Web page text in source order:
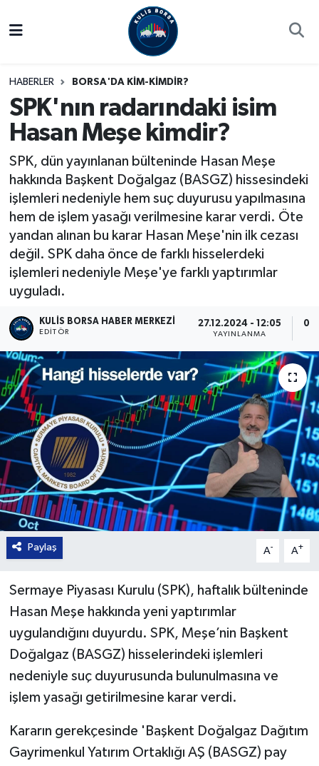
HABERLER BORSA'DA KİM-KİMDİR?
SPK'nın radarındaki isim
Hasan Meşe kimdir?
SPK, dün yayınlanan bülteninde Hasan Meşe
hakkında Başkent Doğalgaz (BASGZ) hissesindeki
işlemleri nedeniyle hem suç duyurusu yapılmasına
hem de işlem yasağı verilmesine karar verdi. Öte
yandan alınan bu karar Hasan Meşe'nin ilk cezası
değil. SPK daha önce de farklı hisselerdeki
işlemleri nedeniyle Meşe'ye farklı yaptırımlar
uyguladı.
KULIS BORSA HABER MERKEZI
EDITÖR
27.12.2024 - 12:05
YAYINLANMA
Paylaş A- A+
Sermaye Piyasası Kurulu (SPK), haftalık bülteninde
Hasan Meşe hakkında yeni yaptırımlar
uygulandığını duyurdu. SPK, Meşe’nin Başkent
Doğalgaz (BASGZ) hisselerindeki işlemleri
nedeniyle suç duyurusunda bulunulmasına ve
işlem yasağı getirilmesine karar verdi.
Kararın gerekçesinde 'Başkent Doğalgaz Dağıtım
Gayrimenkul Yatırım Ortaklığı AŞ (BASGZ) pay
Kulis Haber
Halka Arzlar
Ekonomi
Süper Lig Puan Durumu ve Fikstür
Tüm Manşetler
Son Dakika Haberleri
Haber Arşivi